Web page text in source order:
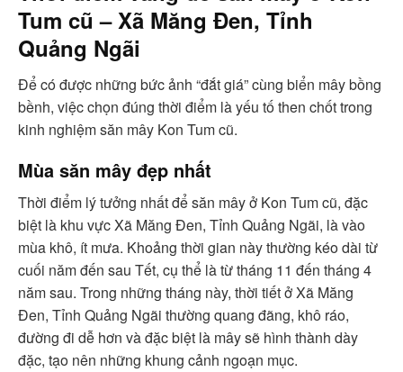
Tum cũ – Xã Măng Đen, Tỉnh
Quảng Ngãi
Để có được những bức ảnh “đắt giá” cùng biển mây bồng
bềnh, việc chọn đúng thời điểm là yếu tố then chốt trong
kinh nghiệm săn mây Kon Tum cũ.
Mùa săn mây đẹp nhất
Thời điểm lý tưởng nhất để săn mây ở Kon Tum cũ, đặc
biệt là khu vực Xã Măng Đen, Tỉnh Quảng Ngãi, là vào
mùa khô, ít mưa. Khoảng thời gian này thường kéo dài từ
cuối năm đến sau Tết, cụ thể là từ tháng 11 đến tháng 4
năm sau. Trong những tháng này, thời tiết ở Xã Măng
Đen, Tỉnh Quảng Ngãi thường quang đãng, khô ráo,
đường đi dễ hơn và đặc biệt là mây sẽ hình thành dày
đặc, tạo nên những khung cảnh ngoạn mục.